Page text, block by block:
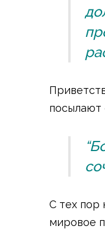
посылают
С тех пор
мировое